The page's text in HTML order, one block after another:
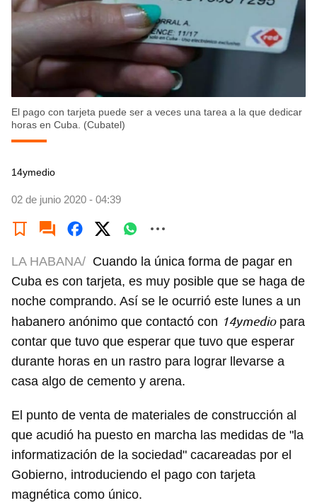
El pago con tarjeta puede ser a veces una tarea a la que dedicar
horas en Cuba. (Cubatel)
14ymedio
02 de junio 2020 - 04:39
LA HABANA/ Cuando la única forma de pagar en
Cuba es con tarjeta, es muy posible que se haga de
noche comprando. Así se le ocurrió este lunes a un
habanero anónimo que contactó con 14ymediopara
contar que tuvo que esperar que tuvo que esperar
durante horas en un rastro para lograr llevarse a
casa algo de cemento y arena.
El punto de venta de materiales de construcción al
que acudió ha puesto en marcha las medidas de "la
informatización de la sociedad" cacareadas por el
Gobierno, introduciendo el pago con tarjeta
magnética como único.